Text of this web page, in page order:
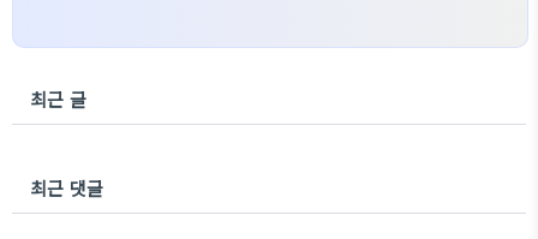
최근 글
최근 댓글